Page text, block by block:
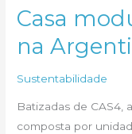
e
Casa
na
Sustentabilidade
Batizadas de CAS4,
composta por